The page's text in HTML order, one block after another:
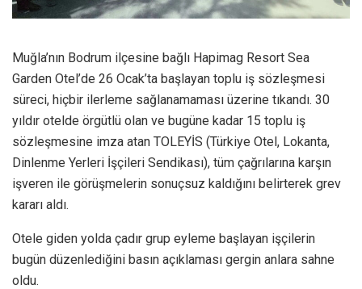
Muğla’nın Bodrum ilçesine bağlı Hapimag Resort Sea
Garden Otel’de 26 Ocak’ta başlayan toplu iş sözleşmesi
süreci, hiçbir ilerleme sağlanamaması üzerine tıkandı. 30
yıldır otelde örgütlü olan ve bugüne kadar 15 toplu iş
sözleşmesine imza atan TOLEYİS (Türkiye Otel, Lokanta,
Dinlenme Yerleri İşçileri Sendikası), tüm çağrılarına karşın
işveren ile görüşmelerin sonuçsuz kaldığını belirterek grev
kararı aldı.
Otele giden yolda çadır grup eyleme başlayan işçilerin
bugün düzenlediğini basın açıklaması gergin anlara sahne
oldu.